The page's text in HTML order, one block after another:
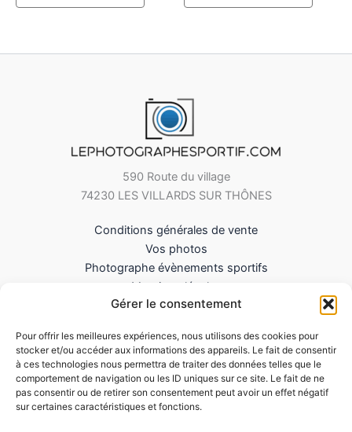
Gérer le consentement
Pour offrir les meilleures expériences, nous utilisons des cookies pour
stocker et/ou accéder aux informations des appareils. Le fait de consentir
à ces technologies nous permettra de traiter des données telles que le
comportement de navigation ou les ID uniques sur ce site. Le fait de ne
pas consentir ou de retirer son consentement peut avoir un effet négatif
sur certaines caractéristiques et fonctions.
590 Route du village
74230 LES VILLARDS SUR THÔNES
Conditions générales de vente
Vos photos
Photographe évènements sportifs
Mentions légales
Mes Téléchargements
Politique de cookies (UE)